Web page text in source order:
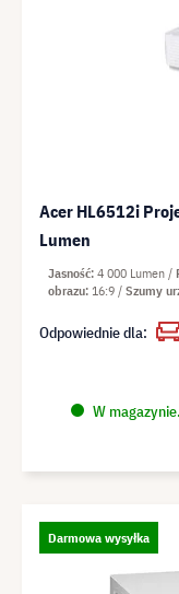
Acer HL6512i
Lumen
W
Jasność 4 000 Lumen
obrazu 16:9 Szumy
Odpowiednie dla:
Darmowa wysyłka